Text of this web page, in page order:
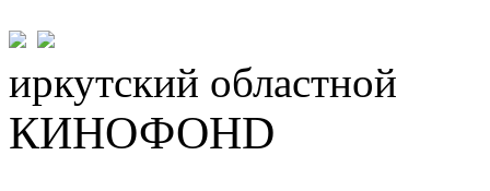
иркутский областной
КИНОФОНD